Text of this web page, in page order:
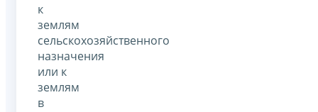
к
землям
сельскохозяйственного
назначения
или к
землям
в